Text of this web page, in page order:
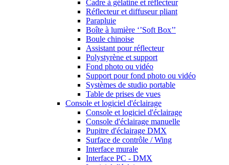
Cadre à gélatine et réflecteur
Réflecteur et diffuseur pliant
Parapluie
Boîte à lumière ‘’Soft Box’’
Boule chinoise
Assistant pour réflecteur
Polystyrène et support
Fond photo ou vidéo
Support pour fond photo ou vidéo
Systèmes de studio portable
Table de prises de vues
Console et logiciel d'éclairage
Console et logiciel d'éclairage
Console d'éclairage manuelle
Pupitre d'éclairage DMX
Surface de contrôle / Wing
Interface murale
Interface PC - DMX